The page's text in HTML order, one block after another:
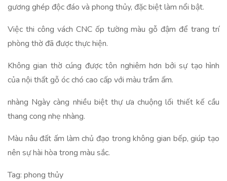
gương ghép độc đáo và phong thủy, đặc biệt làm nổi bật.
Việc thi công vách CNC ốp tường màu gỗ đậm để trang trí
phòng thờ đã được thực hiện.
Không gian thờ cúng được tôn nghiêm hơn bởi sự tạo hình
của nội thất gỗ óc chó cao cấp với màu trầm ấm.
nhàng Ngày càng nhiều biệt thự ưa chuộng lối thiết kế cầu
thang cong nhẹ nhàng.
Màu nâu đất ấm làm chủ đạo trong không gian bếp, giúp tạo
nên sự hài hòa trong màu sắc.
Tag: phong thủy